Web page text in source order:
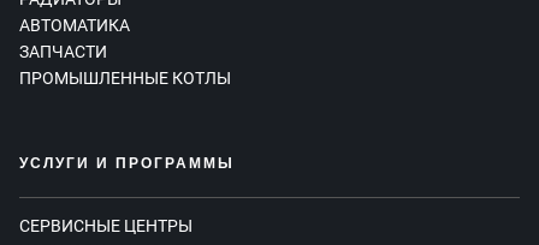
АВТОМАТИКА
ЗАПЧАСТИ
ПРОМЫШЛЕННЫЕ КОТЛЫ
УСЛУГИ И ПРОГРАММЫ
СЕРВИСНЫЕ ЦЕНТРЫ